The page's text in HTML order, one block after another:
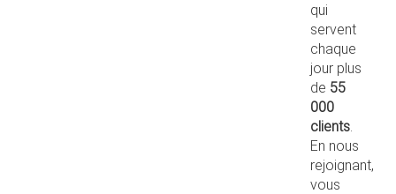
qui
servent
chaque
jour plus
de 55
000
clients.
En nous
rejoignant,
vous